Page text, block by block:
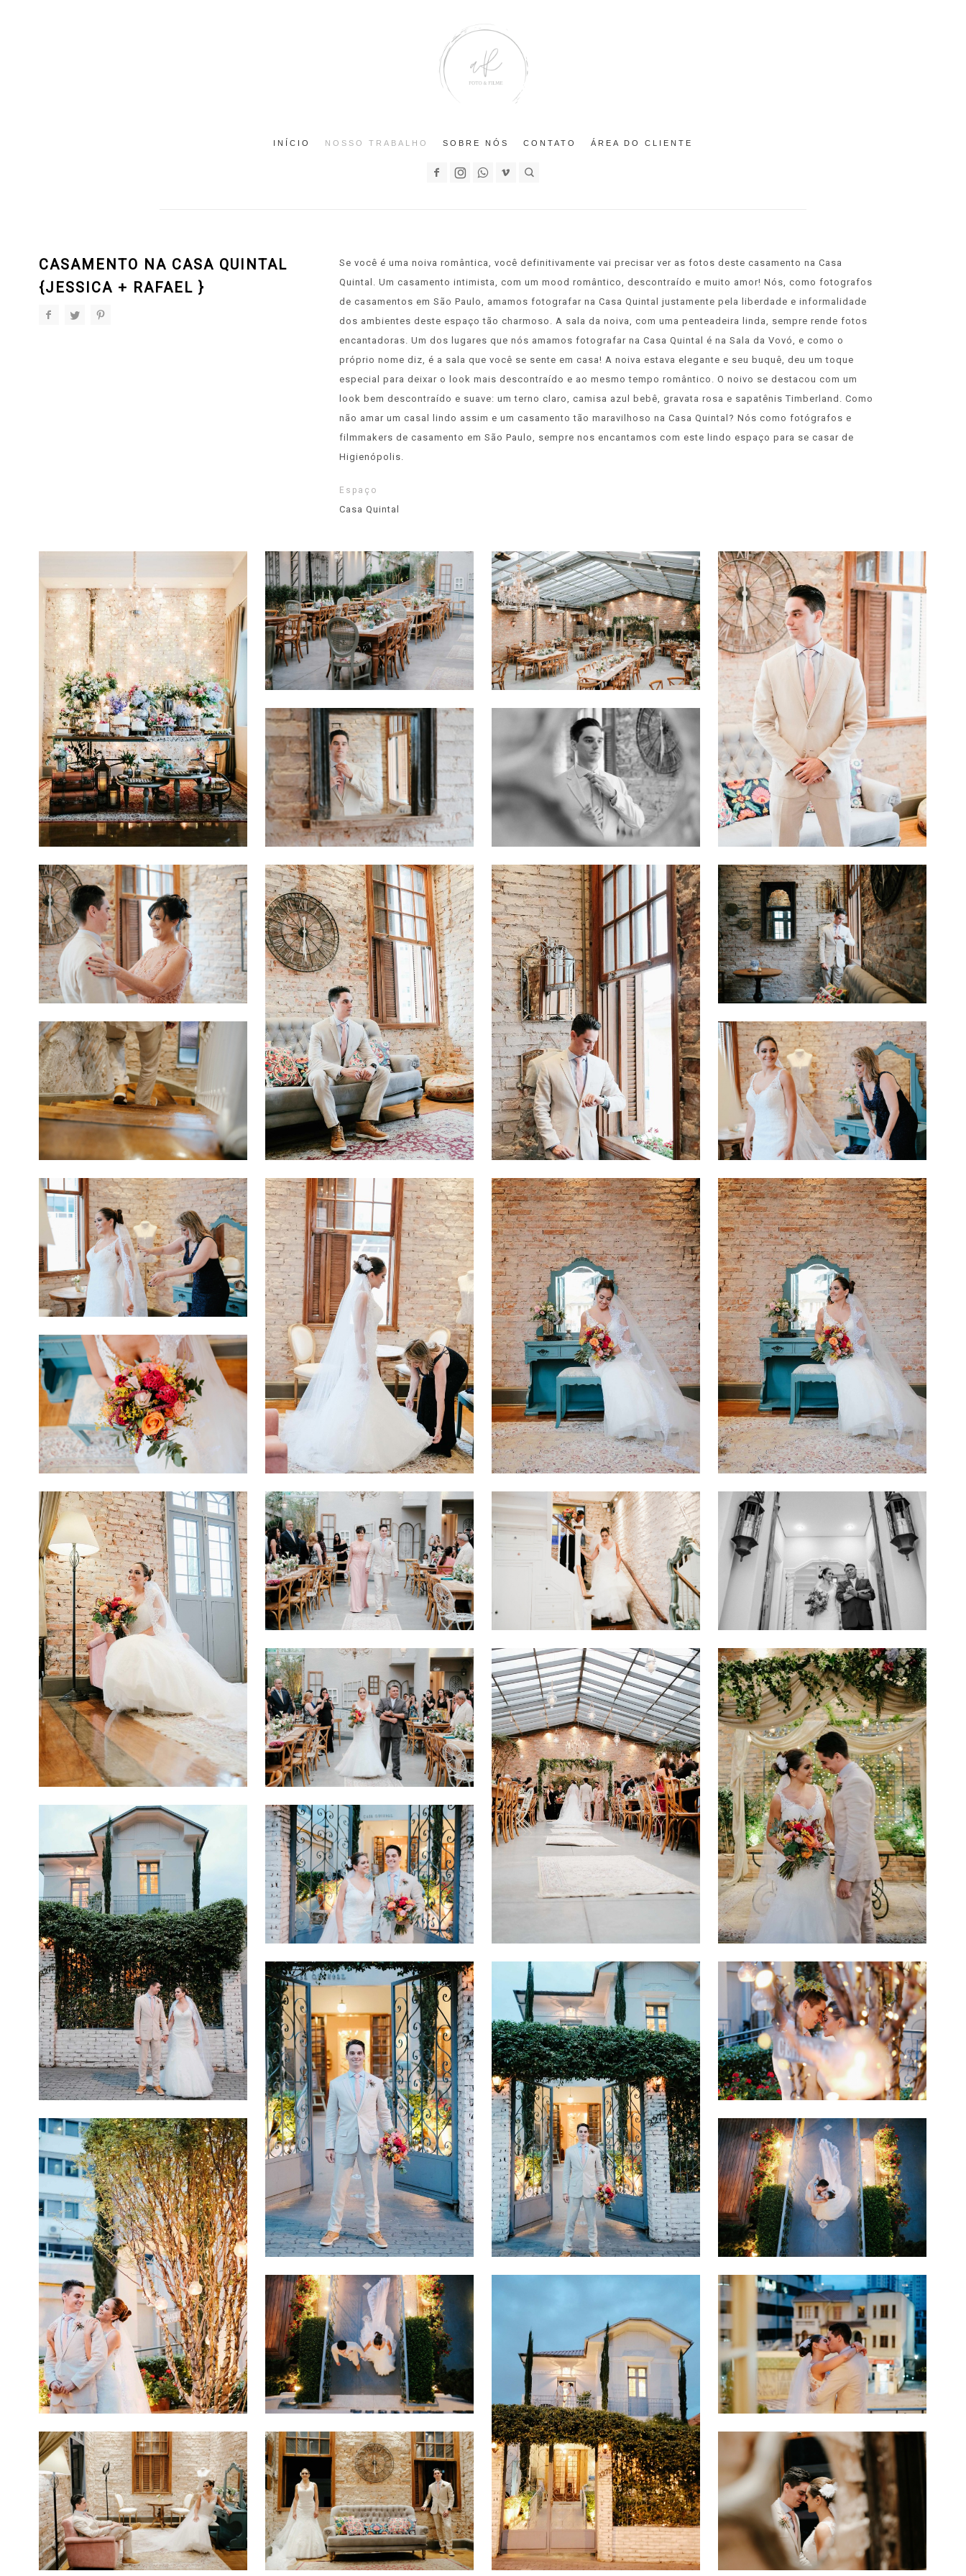
INÍCIO NOSSO TRABALHO SOBRE NÓS CONTATO ÁREA DO CLIENTE
CASAMENTO NA CASA QUINTAL
{JESSICA + RAFAEL }
Se você é uma noiva romântica, você definitivamente vai precisar ver as fotos deste casamento na Casa
Quintal. Um casamento intimista, com um mood romântico, descontraído e muito amor! Nós, como fotografos
de casamentos em São Paulo, amamos fotografar na Casa Quintal justamente pela liberdade e informalidade
dos ambientes deste espaço tão charmoso. A sala da noiva, com uma penteadeira linda, sempre rende fotos
encantadoras. Um dos lugares que nós amamos fotografar na Casa Quintal é na Sala da Vovó, e como o
próprio nome diz, é a sala que você se sente em casa! A noiva estava elegante e seu buquê, deu um toque
especial para deixar o look mais descontraído e ao mesmo tempo romântico. O noivo se destacou com um
look bem descontraído e suave: um terno claro, camisa azul bebê, gravata rosa e sapatênis Timberland. Como
não amar um casal lindo assim e um casamento tão maravilhoso na Casa Quintal? Nós como fotógrafos e
filmmakers de casamento em São Paulo, sempre nos encantamos com este lindo espaço para se casar de
Higienópolis.
Espaço
Casa Quintal